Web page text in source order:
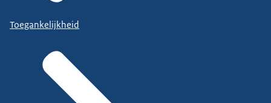
Toegankelijkheid